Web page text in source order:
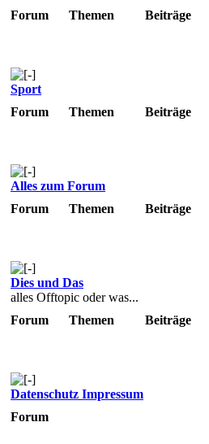
Forum
Themen Beiträge
Sport
Forum
Themen Beiträge
Alles zum Forum
Forum
Themen Beiträge
Dies und Das
alles Offtopic oder was...
Forum
Themen Beiträge
Datenschutz Impressum
Forum